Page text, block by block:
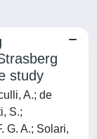
study
A.; de
S.;
G. A.; Solari,